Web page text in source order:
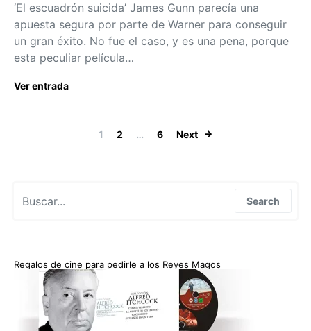
‘El escuadrón suicida’ James Gunn parecía una
apuesta segura por parte de Warner para conseguir
un gran éxito. No fue el caso, y es una pena, porque
esta peculiar película…
Ver entrada
Paginación
1 2 … 6 Next
Search
Regalos de cine para pedirle a los Reyes Magos